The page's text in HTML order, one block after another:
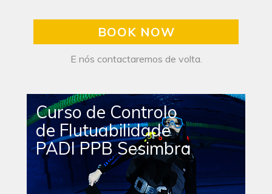
BOOK NOW
E nós contactaremos de volta.
Curso de Controlo
de Flutuabilidade
PADI PPB Sesimbra